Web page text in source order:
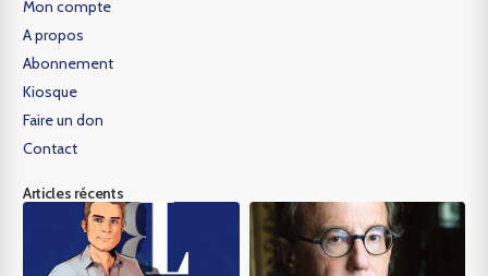
Mon compte
A propos
Abonnement
Kiosque
Faire un don
Contact
Articles récents